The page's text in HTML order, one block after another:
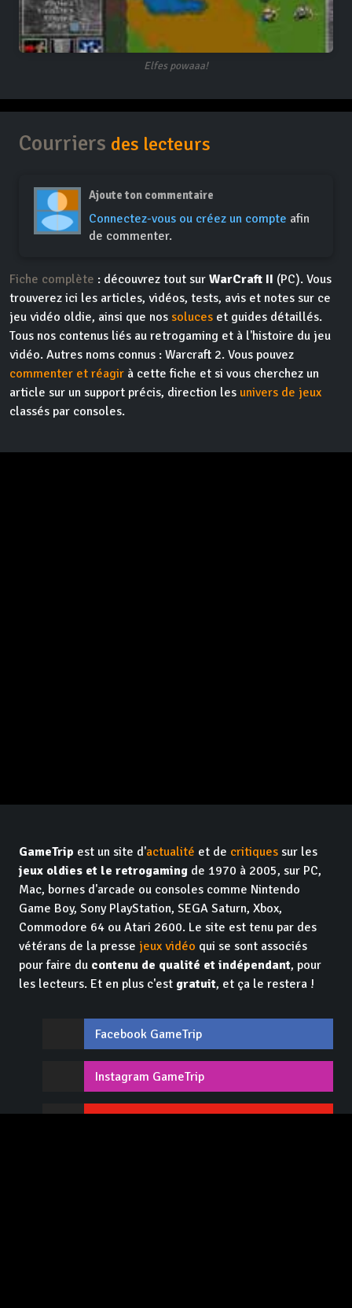
Elfes powaaa!
Courriers des lecteurs
Ajoute ton commentaire
Connectez-vous ou créez un compte afin
de commenter.
Fiche complète : découvrez tout sur WarCraft II (PC). Vous
trouverez ici les articles, vidéos, tests, avis et notes sur ce
jeu vidéo oldie, ainsi que nos soluces et guides détaillés.
Tous nos contenus liés au retrogaming et à l'histoire du jeu
vidéo. Autres noms connus : Warcraft 2. Vous pouvez
commenter et réagir à cette fiche et si vous cherchez un
article sur un support précis, direction les univers de jeux
classés par consoles.
GameTrip est un site d'actualité et de critiques sur les
jeux oldies et le retrogaming de 1970 à 2005, sur PC,
Mac, bornes d'arcade ou consoles comme Nintendo
Game Boy, Sony PlayStation, SEGA Saturn, Xbox,
Commodore 64 ou Atari 2600. Le site est tenu par des
vétérans de la presse jeux vidéo qui se sont associés
pour faire du contenu de qualité et indépendant, pour
les lecteurs. Et en plus c'est gratuit, et ça le restera !
Facebook GameTrip
Instagram GameTrip
Youtube GameTrip